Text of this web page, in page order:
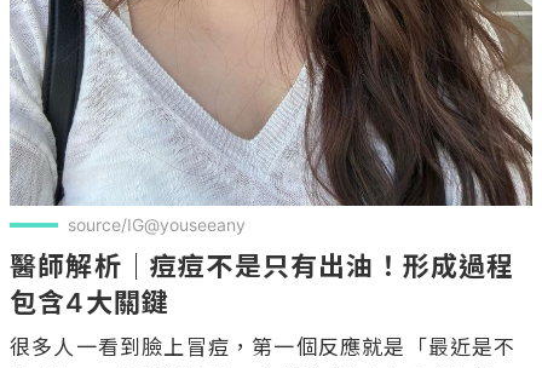
source/IG@youseeany
醫師解析｜痘痘不是只有出油！形成過程
包含4大關鍵
很多人一看到臉上冒痘，第一個反應就是「最近是不